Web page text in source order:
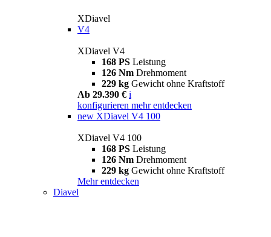
XDiavel
V4
XDiavel V4
168 PS Leistung
126 Nm Drehmoment
229 kg Gewicht ohne Kraftstoff
Ab 29.390 € i
konfigurieren mehr entdecken
new XDiavel V4 100
XDiavel V4 100
168 PS Leistung
126 Nm Drehmoment
229 kg Gewicht ohne Kraftstoff
Mehr entdecken
Diavel